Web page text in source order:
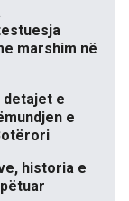
marshim në
detajet e
e
historia e